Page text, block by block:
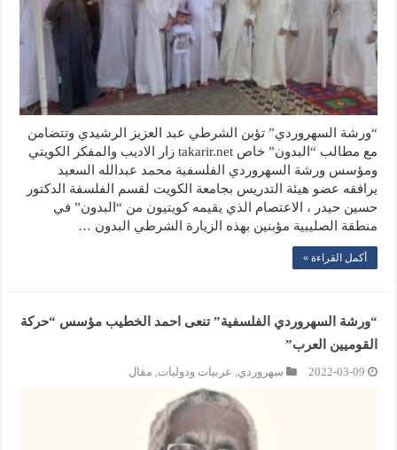
“ورشة السهروردي” تؤبن الشرطي عبد العزيز الرشيدي وتتضامن
مع مطالب “البدون” خاص takarir.net زار الاديب والمفكر الكويتي
ومؤسس ورشة السهروردي الفلسفية محمد عبدالله السعيد
يرافقه عضو هيئة التدريس بجامعة الكويت لقسم الفلسفة الدكتور
حسين حیدر ، الاعتصام الذي يقيمه كويتيون من “البدون” في
منطقة الصليبية مؤبنين بهذه الزيارة الشرطي البدون …
أكمل القراءة »
“ورشة السهروردي الفلسفية” تنعى احمد الخطيب مؤسس “حركة
القوميين العرب”
2022-03-09 سهروردي عربيات ودوليات مقال